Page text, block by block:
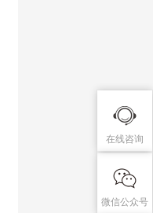
在线咨询
微信公众号